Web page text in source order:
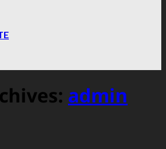
admin